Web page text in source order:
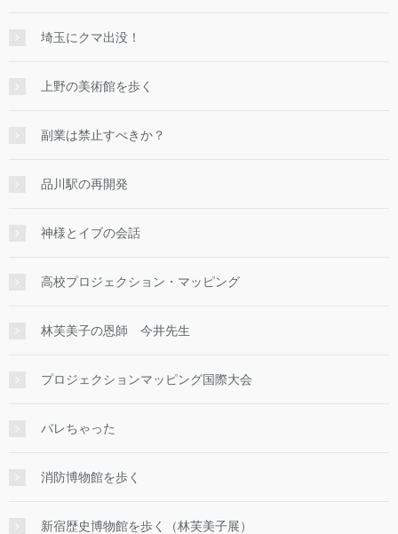
埼玉にクマ出没！
上野の美術館を歩く
副業は禁止すべきか？
品川駅の再開発
神様とイブの会話
高校プロジェクション・マッピング
林芙美子の恩師 今井先生
プロジェクションマッピング国際大会
バレちゃった
消防博物館を歩く
新宿歴史博物館を歩く（林芙美子展）